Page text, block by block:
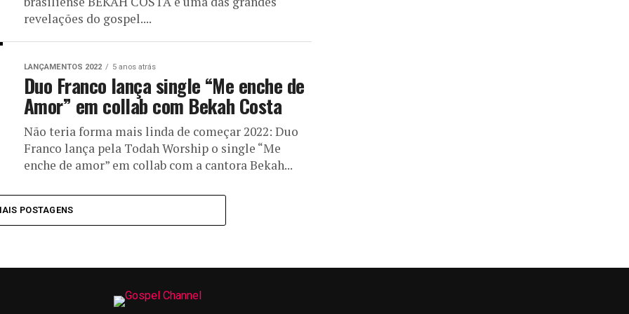
revelações do gospel....
LANÇAMENTOS 2022 5 anos atrás
Duo Franco lança single “Me enche de
Amor” em collab com Bekah Costa
Não teria forma mais linda de começar 2022: Duo
Franco lança pela Todah Worship o single “Me
enche de amor” em collab com a cantora Bekah...
POSTAGENS